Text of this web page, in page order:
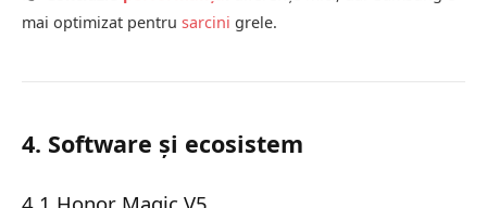
mai optimizat pentru sarcini grele.
4. Software și ecosistem